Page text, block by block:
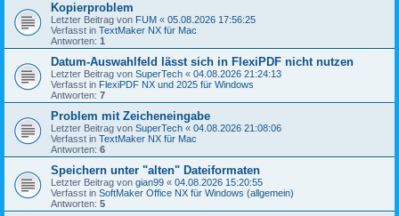
Kopierproblem
Letzter Beitrag von FUM « 05.08.2026 17:56:25
Verfasst in TextMaker NX für Mac
Antworten: 1
Datum-Auswahlfeld lässt sich in FlexiPDF nicht nutzen
Letzter Beitrag von SuperTech « 04.08.2026 21:24:13
Verfasst in FlexiPDF NX und 2025 für Windows
Antworten: 7
Problem mit Zeicheneingabe
Letzter Beitrag von SuperTech « 04.08.2026 21:08:06
Verfasst in TextMaker NX für Mac
Antworten: 6
Speichern unter "alten" Dateiformaten
Letzter Beitrag von gian99 « 04.08.2026 15:20:55
Verfasst in SoftMaker Office NX für Windows (allgemein)
Antworten: 5